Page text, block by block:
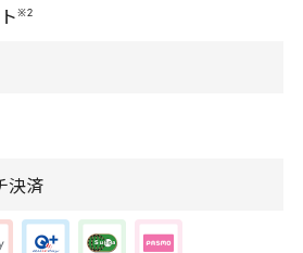
※2
決済